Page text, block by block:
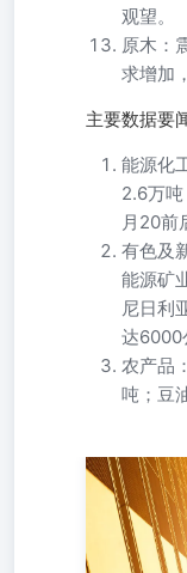
观望。
原木：
求增加
主要数据要
能源化
2.6万
月20前
有色及
能源矿
尼日利
达6000
农产品
吨；豆
2026年7月8
32号23层；
楼1001；
至6月末，我